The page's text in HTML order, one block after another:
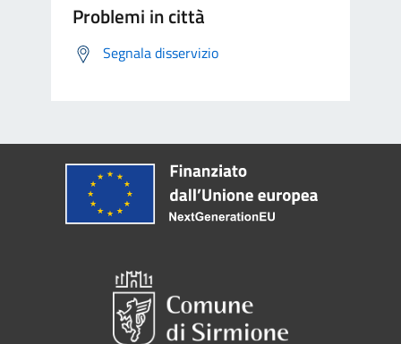
Problemi in città
Segnala disservizio